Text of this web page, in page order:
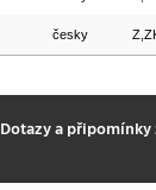
česky
Dotazy a